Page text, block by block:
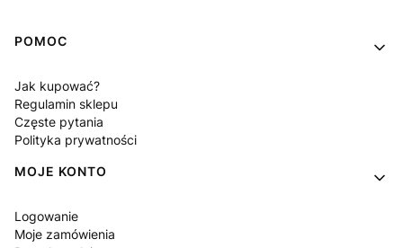
POMOC
Jak kupować?
Regulamin sklepu
Częste pytania
Polityka prywatności
MOJE KONTO
Logowanie
Moje zamówienia